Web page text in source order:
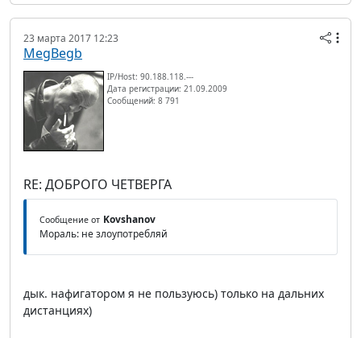
23 марта 2017 12:23
MegBegb
IP/Host: 90.188.118.---
Дата регистрации: 21.09.2009
Сообщений: 8 791
RE: ДОБРОГО ЧЕТВЕРГА
Сообщение от Kovshanov
Мораль: не злоупотребляй
дык. нафигатором я не пользуюсь) только на дальних
дистанциях)